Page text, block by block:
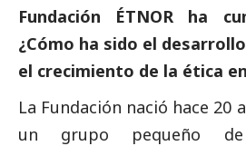
Fundación ÉTNOR ha
¿Cómo ha sido el
el crecimiento de la ética
La Fundación nació hace 20
un grupo pequeño